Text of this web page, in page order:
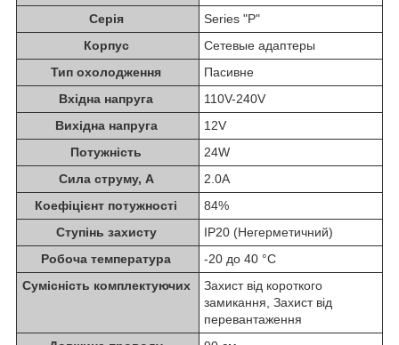
Серія
Series "P"
Корпус
Сетевые адаптеры
Тип охолодження
Пасивне
Вхідна напруга
110V-240V
Вихідна напруга
12V
Потужність
24W
Сила струму, А
2.0А
Коефіцієнт потужності
84%
Ступінь захисту
IP20 (Негерметичний)
Робоча температура
-20 до 40 °C
Сумісність комплектуючих
Захист від короткого
замикання, Захист від
перевантаження